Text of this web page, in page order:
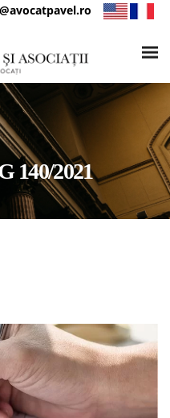
140/2021